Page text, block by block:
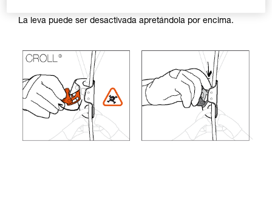
La leva puede ser desactivada apretándola por encima.